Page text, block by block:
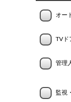
オー
TVド
管理
監視